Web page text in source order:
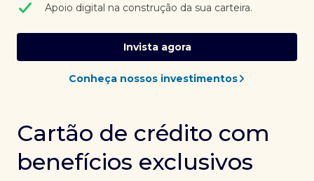
Apoio digital na construção da sua carteira.
Invista agora
Conheça nossos investimentos
Cartão de crédito com
benefícios exclusivos